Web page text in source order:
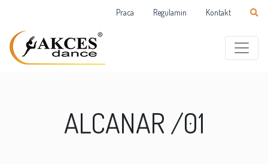
Praca Regulamin Kontakt
ALCANAR /01